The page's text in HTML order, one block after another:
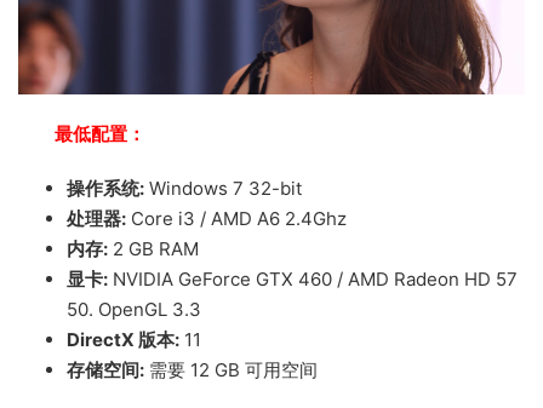
最低配置：
操作系统: Windows 7 32-bit
处理器: Core i3 / AMD A6 2.4Ghz
内存: 2 GB RAM
显卡: NVIDIA GeForce GTX 460 / AMD Radeon HD 57
50. OpenGL 3.3
DirectX 版本: 11
存储空间: 需要 12 GB 可用空间